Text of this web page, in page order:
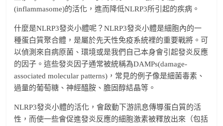
(inflammasome)的活化，進而降低NLRP3所引起的疾病。
什麼是NLRP3發炎小體呢？NLRP3發炎小體是細胞內的一
種蛋白質聚合體，是屬於先天性免疫系統裡的重要戰將。可
以偵測來自病原菌、環境或是我們自己本身會引起發炎反應
的因子。這些發炎因子通常被統稱為DAMPs(damage-
associated molecular patterns)，常見的例子像是細菌毒素、
過量的葡萄糖、神經醯胺、膽固醇結晶等。
NLRP3發炎小體的活化，會啟動下游訊息傳導蛋白質的活
性，而使一些會促進發炎反應的細胞激素被釋放出來（包括